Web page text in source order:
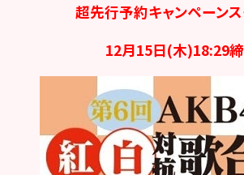
超先行予約キャンペーンス
12月15日(木)18:29